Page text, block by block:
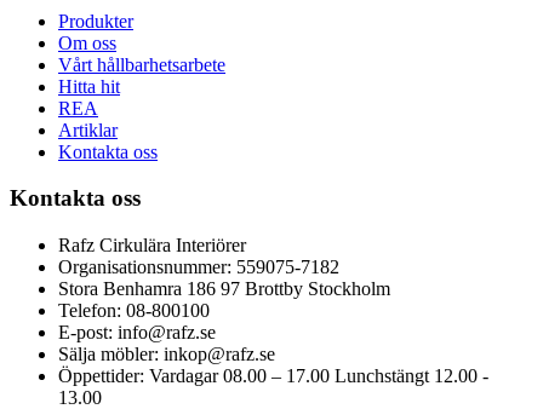
Produkter
Om oss
Vårt hållbarhetsarbete
Hitta hit
REA
Artiklar
Kontakta oss
Kontakta oss
Rafz Cirkulära Interiörer
Organisationsnummer: 559075-7182
Stora Benhamra 186 97 Brottby Stockholm
Telefon: 08-800100
E-post: info@rafz.se
Sälja möbler: inkop@rafz.se
Öppettider: Vardagar 08.00 – 17.00 Lunchstängt 12.00 -
13.00